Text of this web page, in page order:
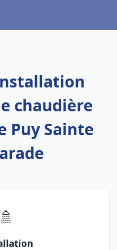
chaudière
Puy Sainte
🚿